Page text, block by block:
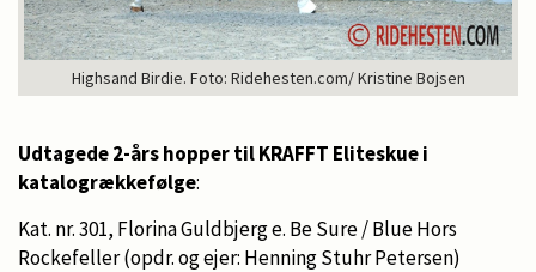
Highsand Birdie. Foto: Ridehesten.com/ Kristine Bojsen
Udtagede 2-års hopper til KRAFFT Eliteskue i
katalogrækkefølge:
Kat. nr. 301, Florina Guldbjerg e. Be Sure / Blue Hors
Rockefeller (opdr. og ejer: Henning Stuhr Petersen)